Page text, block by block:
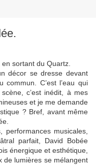
sortant du Quartz.
décor se dresse devant
C’est l’eau qui
c’est inédit, à mes
et je me demande
? Bref, avant même
performances musicales,
parfait, David Bobée
énergique et esthétique,
de lumières se mélangent